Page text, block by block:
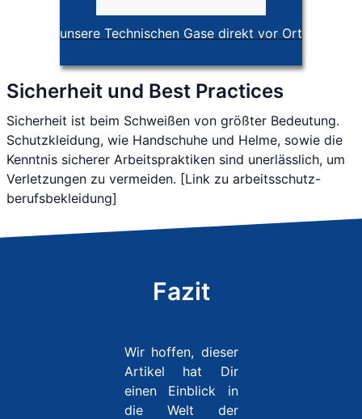
unsere Technischen Gase direkt vor Ort
Sicherheit und Best Practices
Sicherheit ist beim Schweißen von größter Bedeutung.
Schutzkleidung, wie Handschuhe und Helme, sowie die
Kenntnis sicherer Arbeitspraktiken sind unerlässlich, um
Verletzungen zu vermeiden. [Link zu arbeitsschutz-
berufsbekleidung]
Fazit
Wir hoffen, dieser
Artikel hat Dir
einen Einblick in
die Welt der